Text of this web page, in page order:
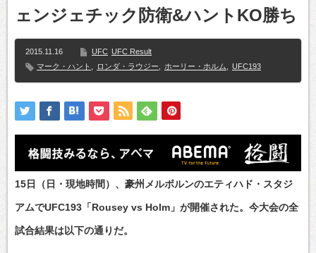
ェンジェチック防衛&ハントKO勝ち
2015.11.16 UFC UFC Result
マーク・ハント
ロンダ・ラウジー ホーリー・ホルム UFC193
15日（日・現地時間）、豪州メルボルンのエティハド・スタジ
アムでUFC193「Rousey vs Holm」が開催された。今大会の全
試合結果は以下の通りだ。